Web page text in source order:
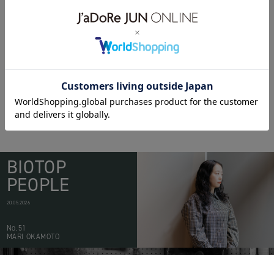
Trilogy
BIOTOP
PEOPLE
20.05.2026
No.51
MARI OKAMOTO